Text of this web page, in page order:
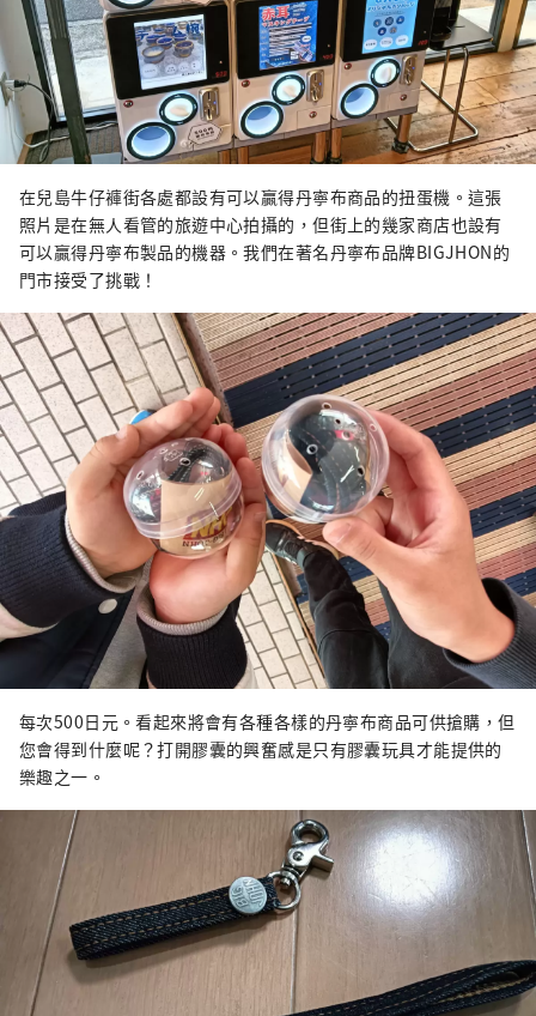
在兒島牛仔褲街各處都設有可以贏得丹寧布商品的扭蛋機。這張
照片是在無人看管的旅遊中心拍攝的，但街上的幾家商店也設有
可以贏得丹寧布製品的機器。我們在著名丹寧布品牌BIGJHON的
門市接受了挑戰！
每次500日元。看起來將會有各種各樣的丹寧布商品可供搶購，但
您會得到什麼呢？打開膠囊的興奮感是只有膠囊玩具才能提供的
樂趣之一。